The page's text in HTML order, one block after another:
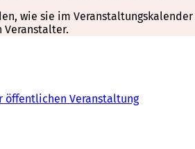
wie sie im
öffentlichen Veranstaltung